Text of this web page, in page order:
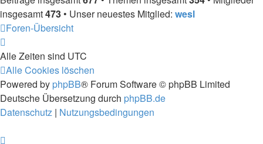
insgesamt473 • Unser neuestes Mitglied: wesl
Foren-Übersicht
Alle Zeiten sind UTC
Alle Cookies löschen
Powered by phpBB® Forum Software © phpBB Limited
Deutsche Übersetzung durch phpBB.de
Datenschutz | Nutzungsbedingungen